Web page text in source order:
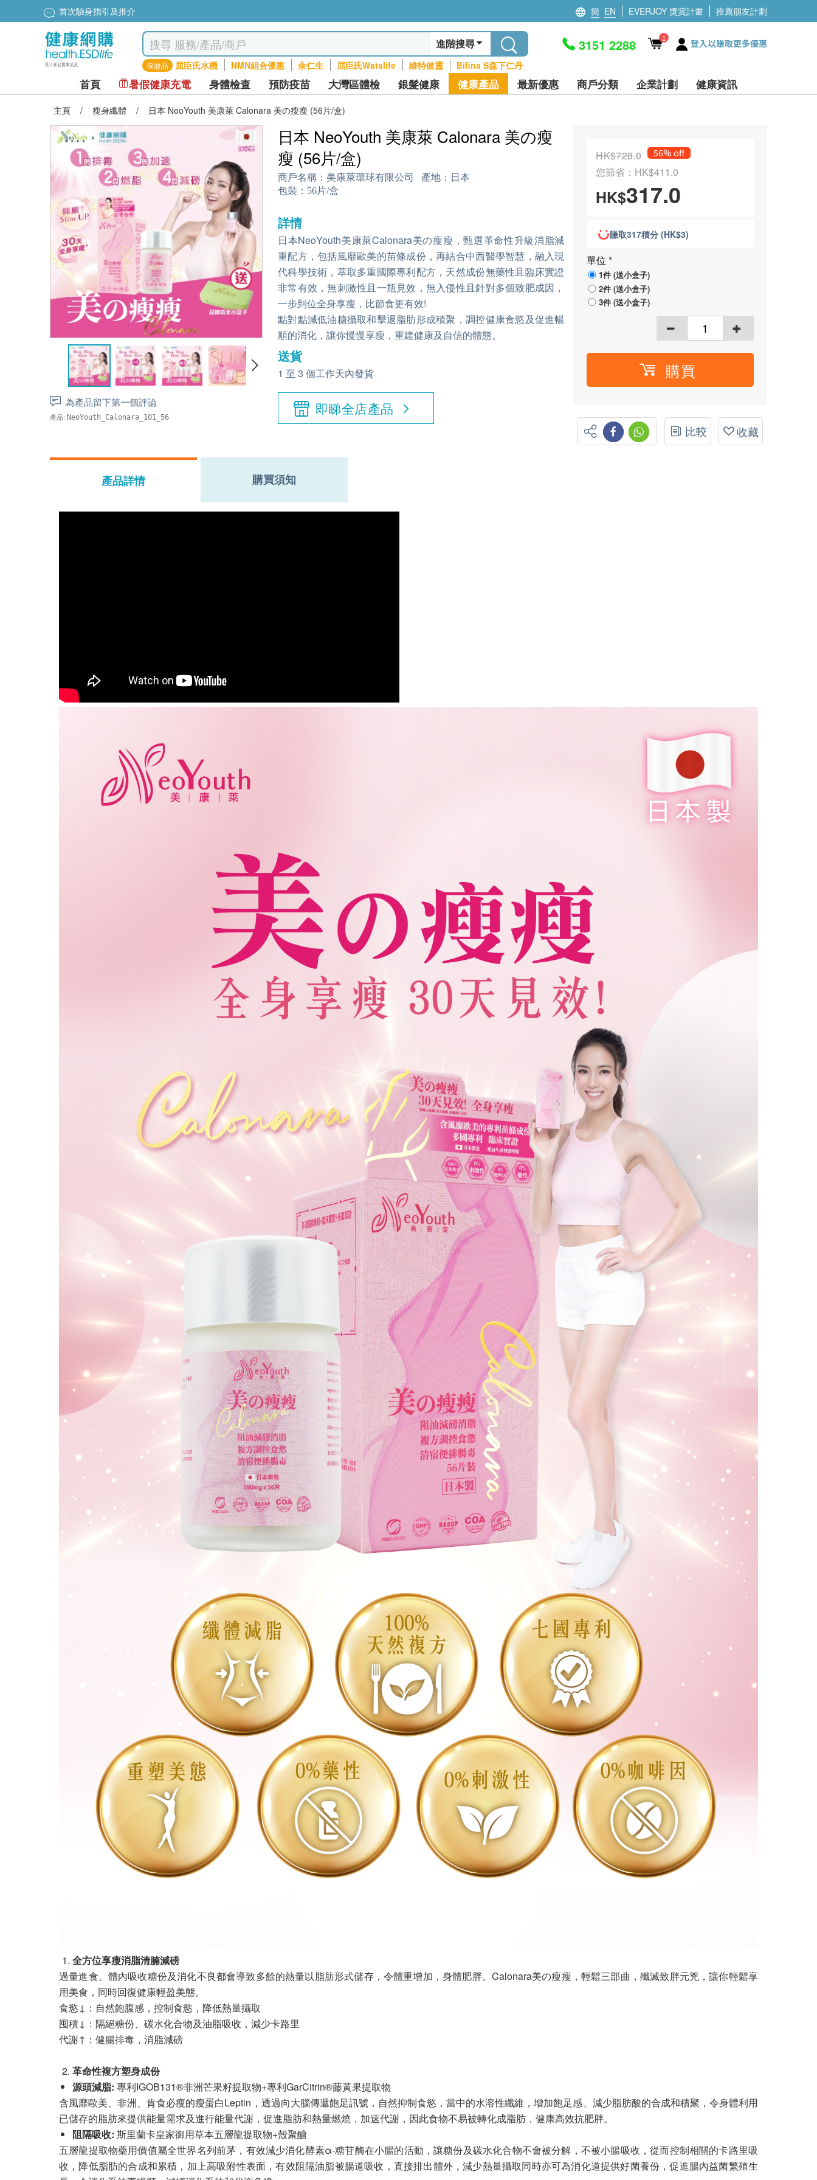
首次驗身指引及推介 簡 EN EVERJOY 獎賞計畫 推薦朋友計劃
進階搜尋
保健品 屈臣氏水機 NMN組合優惠 余仁生 屈臣氏Watslife 維特健靈 Bifina S森下仁丹
3151 2288 1 登入以賺取更多優惠
首頁 暑假健康充電 身體檢查 預防疫苗 大灣區體檢 銀髮健康 健康產品 最新優惠 商戶分類 企業計劃 健康資訊
主頁 / 瘦身纖體 / 日本 NeoYouth 美康萊 Calonara 美の瘦瘦 (56片/盒)
為產品留下第一個評論
產品: NeoYouth_Calonara_101_56
日本 NeoYouth 美康萊 Calonara 美の瘦
瘦 (56片/盒)
商戶名稱： 美康萊環球有限公司 產地： 日本
包裝： 56片/盒
詳情
日本NeoYouth美康萊Calonara美の瘦瘦，甄選革命性升級消脂減
重配方，包括風靡歐美的苗條成份，再結合中西醫學智慧，融入現
代科學技術，萃取多重國際專利配方，天然成份無藥性且臨床實證
非常有效，無刺激性且一瓶見效，無入侵性且針對多個致肥成因，
一步到位全身享瘦，比節食更有效!
點對點減低油糖攝取和擊退脂肪形成積聚，調控健康食慾及促進暢
順的消化，讓你慢慢享瘦，重建健康及自信的體態。
送貨
1 至 3 個工作天內發貨
即睇全店產品
HK$728.0 56% off
您節省：HK$411.0
HK$317.0
賺取317積分 (HK$3)
單位*
1件 (送小盒子)
2件 (送小盒子)
3件 (送小盒子)
購買
比較 收藏
產品詳情 購買須知
全方位享瘦消脂清腩減磅
過量進食、體內吸收糖份及消化不良都會導致多餘的熱量以脂肪形式儲存，令體重增加，身體肥胖。Calonara美の瘦瘦，輕鬆三部曲，殲滅致胖元兇，讓你輕鬆享
用美食，同時回復健康輕盈美態。
食慾↓：自然飽腹感，控制食慾，降低熱量攝取
囤積↓：隔絕糖份、碳水化合物及油脂吸收，減少卡路里
代謝↑：健腸排毒，消脂減磅
革命性複方塑身成份
源頭減脂: 專利IGOB131®非洲芒果籽提取物+專利GarCitrin®藤黃果提取物
含風靡歐美、非洲、肯食必瘦的瘦蛋白Leptin，透過向大腦傳遞飽足訊號，自然抑制食慾，當中的水溶性纖維，增加飽足感、減少脂肪酸的合成和積聚，令身體利用
已儲存的脂肪來提供能量需求及進行能量代謝，促進脂肪和熱量燃燒，加速代謝，因此食物不易被轉化成脂肪，健康高效抗肥胖。
阻隔吸收: 斯里蘭卡皇家御用草本五層龍提取物+殼聚醣
五層龍提取物藥用價值屬全世界名列前茅，有效減少消化酵素α-糖苷酶在小腸的活動，讓糖份及碳水化合物不會被分解，不被小腸吸收，從而控制相關的卡路里吸
收，降低脂肪的合成和累積，加上高吸附性表面，有效阻隔油脂被腸道吸收，直接排出體外，減少熱量攝取同時亦可為消化道提供好菌養份，促進腸內益菌繁殖生